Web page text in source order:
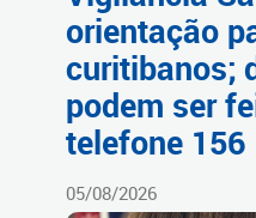
orientação
curitibanos;
podem ser
telefone 156
05/08/2026